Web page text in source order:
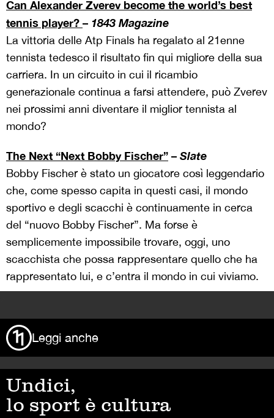
Can Alexander Zverev become the world’s best
tennis player? – 1843 Magazine
La vittoria delle Atp Finals ha regalato al 21enne
tennista tedesco il risultato fin qui migliore della sua
carriera. In un circuito in cui il ricambio
generazionale continua a farsi attendere, può Zverev
nei prossimi anni diventare il miglior tennista al
mondo?
The Next “Next Bobby Fischer” – Slate
Bobby Fischer è stato un giocatore così leggendario
che, come spesso capita in questi casi, il mondo
sportivo e degli scacchi è continuamente in cerca
del “nuovo Bobby Fischer”. Ma forse è
semplicemente impossibile trovare, oggi, uno
scacchista che possa rappresentare quello che ha
rappresentato lui, e c’entra il mondo in cui viviamo.
Leggi anche
Undici,
lo sport è cultura